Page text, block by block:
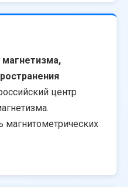
магнетизма,
центр
магнитометрических